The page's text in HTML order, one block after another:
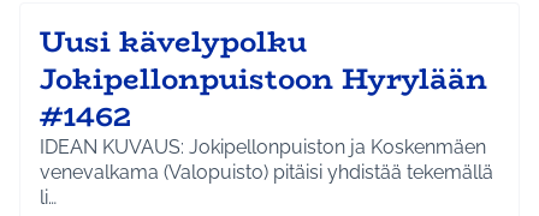
Uusi kävelypolku
Jokipellonpuistoon Hyrylään
#1462
IDEAN KUVAUS: Jokipellonpuiston ja Koskenmäen
venevalkama (Valopuisto) pitäisi yhdistää tekemällä
li…